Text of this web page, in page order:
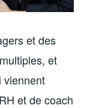
et des
et
viennent
et de coach